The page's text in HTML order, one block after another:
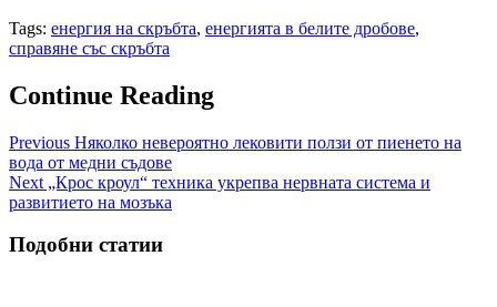
Tags: енергия на скръбта, енергията в белите дробове,
справяне със скръбта
Continue Reading
Previous Няколко невероятно лековити ползи от пиенето на
вода от медни съдове
Next „Крос кроул“ техника укрепва нервната система и
развитието на мозъка
Подобни статии